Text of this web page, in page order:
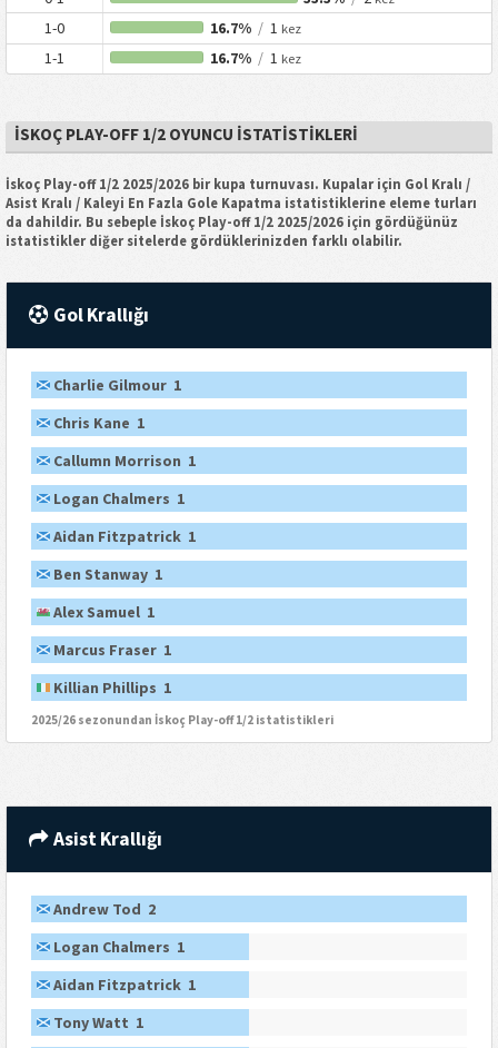
1-0 16.7% /1 kez
1-1 16.7% /1 kez
İSKOÇ PLAY-OFF 1/2 OYUNCU İSTATISTIKLERI
İskoç Play-off 1/2 2025/2026 bir kupa turnuvası. Kupalar için Gol Kralı /
Asist Kralı / Kaleyi En Fazla Gole Kapatma istatistiklerine eleme turları
da dahildir. Bu sebeple İskoç Play-off 1/2 2025/2026 için gördüğünüz
istatistikler diğer sitelerde gördüklerinizden farklı olabilir.
Gol Krallığı
Charlie Gilmour 1
Chris Kane 1
Callumn Morrison 1
Logan Chalmers 1
Aidan Fitzpatrick 1
Ben Stanway 1
Alex Samuel 1
Marcus Fraser 1
Killian Phillips 1
2025/26 sezonundan İskoç Play-off 1/2 istatistikleri
Asist Krallığı
Andrew Tod 2
Logan Chalmers 1
Aidan Fitzpatrick 1
Tony Watt 1